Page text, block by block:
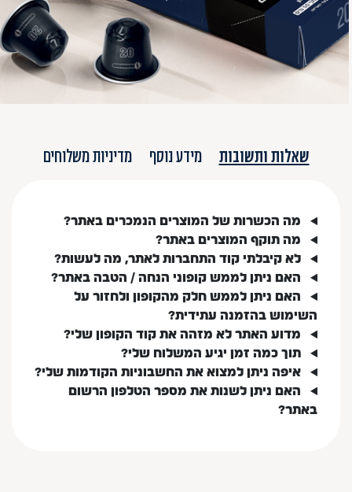
שאלות ותשובות מידע נוסף מדיניות משלוחים
מה הכשרות של המוצרים הנמכרים באתר?
מה תוקף המוצרים באתר?
לא קיבלתי קוד התחברות לאתר, מה לעשות?
האם ניתן לממש קופוני הנחה / הטבה באתר?
האם ניתן לממש חלק מהקופון ולחזור על
השימוש בהזמנה עתידית?
מדוע האתר לא מזהה את קוד הקופון שלי?
תוך כמה זמן יגיע המשלוח שלי?
איפה ניתן למצוא את החשבוניות הקודמות שלי?
האם ניתן לשנות את מספר הטלפון הרשום
באתר?